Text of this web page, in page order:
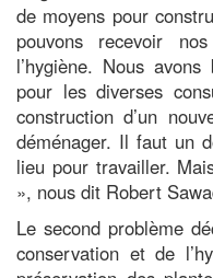
de moyens pour
pouvons recevoir
l’hygiène. Nous avons
pour les diverses
construction d’un
déménager. Il faut un
lieu pour travailler.
», nous dit Robert
Le second problème
conservation et de